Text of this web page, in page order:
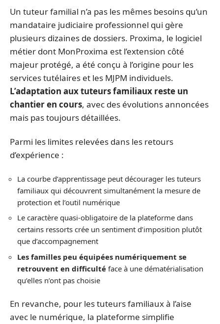
Un tuteur familial n’a pas les mêmes besoins qu’un
mandataire judiciaire professionnel qui gère
plusieurs dizaines de dossiers. Proxima, le logiciel
métier dont MonProxima est l’extension côté
majeur protégé, a été conçu à l’origine pour les
services tutélaires et les MJPM individuels.
L’adaptation aux tuteurs familiaux reste un
chantier en cours, avec des évolutions annoncées
mais pas toujours détaillées.
Parmi les limites relevées dans les retours
d’expérience :
La courbe d’apprentissage peut décourager les tuteurs
familiaux qui découvrent simultanément la mesure de
protection et l’outil numérique
Le caractère quasi-obligatoire de la plateforme dans
certains ressorts crée un sentiment d’imposition plutôt
que d’accompagnement
Les familles peu équipées numériquement se
retrouvent en difficulté face à une dématérialisation
qu’elles n’ont pas choisie
En revanche, pour les tuteurs familiaux à l’aise
avec le numérique, la plateforme simplifie